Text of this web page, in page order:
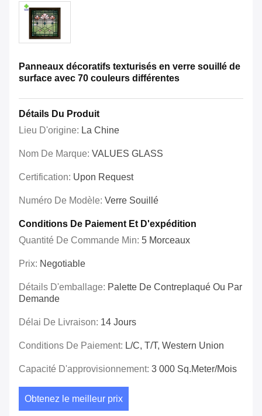
Panneaux décoratifs texturisés en verre souillé de
surface avec 70 couleurs différentes
Détails Du Produit
Lieu D'origine: La Chine
Nom De Marque: VALUES GLASS
Certification: Upon Request
Numéro De Modèle: Verre Souillé
Conditions De Paiement Et D'expédition
Quantité De Commande Min: 5 Morceaux
Prix: Negotiable
Détails D'emballage: Palette De Contreplaqué Ou Par
Demande
Délai De Livraison: 14 Jours
Conditions De Paiement: L/C, T/T, Western Union
Capacité D'approvisionnement: 3 000 Sq.meter/mois
Obtenez le meilleur prix